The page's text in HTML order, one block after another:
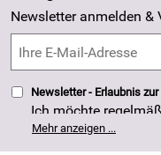
Made in Germany
4,8/5
Newsletter anmelden &
Newsletter - Erlaubnis
Ich möchte
erhalten. Meine E-Mail-Adresse wird nicht an andere
Unternehmen
Nutzung meiner E-
Mehr anzeigen ...